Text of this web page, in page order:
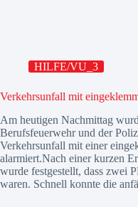
HILFE/VU_3
Verkehrsunfall mit
Am heutigen Nachmittag
Berufsfeuerwehr und der
Verkehrsunfall mit einer
alarmiert.Nach einer kurzen
wurde festgestellt, dass zwei
waren. Schnell konnte die